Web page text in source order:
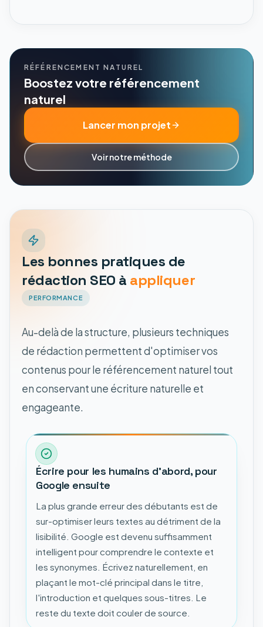
RÉFÉRENCEMENT NATUREL
Boostez votre référencement
naturel
Lancer mon projet
Voir notre méthode
Les bonnes pratiques de
rédaction SEO à appliquer
PERFORMANCE
Au-delà de la structure, plusieurs techniques
de rédaction permettent d'optimiser vos
contenus pour le référencement naturel tout
en conservant une écriture naturelle et
engageante.
Écrire pour les humains d'abord, pour
Google ensuite
La plus grande erreur des débutants est de
sur-optimiser leurs textes au détriment de la
lisibilité. Google est devenu suffisamment
intelligent pour comprendre le contexte et
les synonymes. Écrivez naturellement, en
plaçant le mot-clé principal dans le titre,
l'introduction et quelques sous-titres. Le
reste du texte doit couler de source.